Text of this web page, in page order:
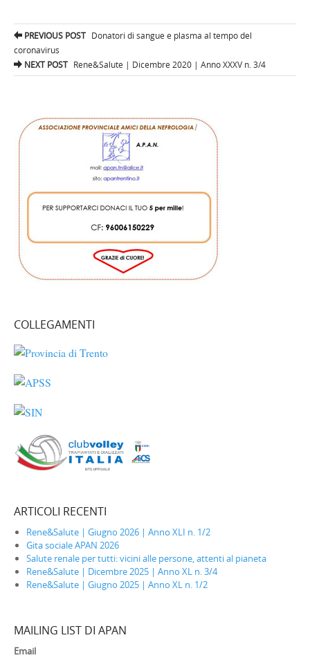
Post
navigation
PREVIOUS POST Donatori di sangue e plasma al tempo del
coronavirus
NEXT POST Rene&Salute | Dicembre 2020 | Anno XXXV n. 3/4
COLLEGAMENTI
ARTICOLI RECENTI
Rene&Salute | Giugno 2026 | Anno XLI n. 1/2
Gita sociale APAN 2026
Salute renale per tutti: vicini alle persone, attenti al pianeta
Rene&Salute | Dicembre 2025 | Anno XL n. 3/4
Rene&Salute | Giugno 2025 | Anno XL n. 1/2
MAILING LIST DI APAN
Email